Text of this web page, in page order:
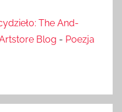
The And-
Blog - Poezja